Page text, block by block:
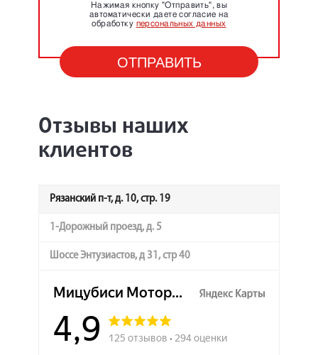
Нажимая кнопку "Отправить", вы
автоматически даете согласие на
обработку персональных данных
Отзывы наших
клиентов
Рязанский п-т, д. 10, стр. 19
1-Дорожный проезд, д. 5
Шоссе Энтузиастов, д 31, стр 40